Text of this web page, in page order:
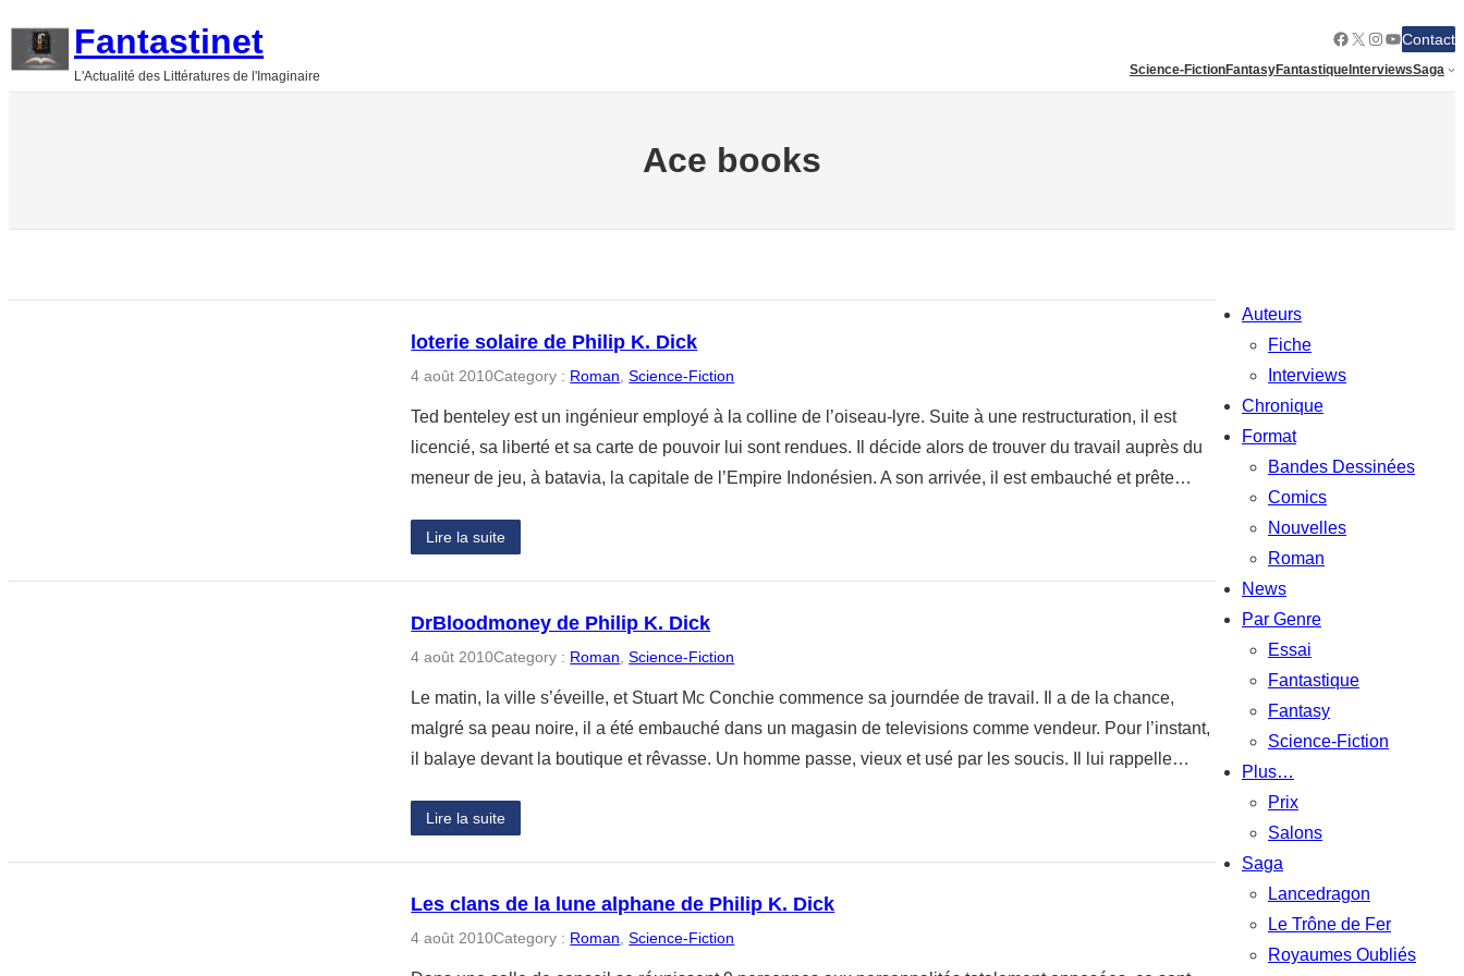
Fantastinet
L'Actualité des Littératures de l'Imaginaire
Facebook
X Instagram
YouTube
Contact
Science-FictionFantasyFantastiqueInterviewsSaga
Ace books
loterie solaire de Philip K. Dick
4 août 2010Category : Roman , Science-Fiction
Ted benteley est un ingénieur employé à la colline de l’oiseau-lyre. Suite à une restructuration, il est
licencié, sa liberté et sa carte de pouvoir lui sont rendues. Il décide alors de trouver du travail auprès du
meneur de jeu, à batavia, la capitale de l’Empire Indonésien. A son arrivée, il est embauché et prête…
Lire la suite
DrBloodmoney de Philip K. Dick
4 août 2010Category : Roman , Science-Fiction
Le matin, la ville s’éveille, et Stuart Mc Conchie commence sa journdée de travail. Il a de la chance,
malgré sa peau noire, il a été embauché dans un magasin de televisions comme vendeur. Pour l’instant,
il balaye devant la boutique et rêvasse. Un homme passe, vieux et usé par les soucis. Il lui rappelle…
Lire la suite
Les clans de la lune alphane de Philip K. Dick
4 août 2010Category : Roman, Science-Fiction
Auteurs
Fiche
Interviews
Chronique
Format
Bandes Dessinées
Comics
Nouvelles
Roman
News
Par Genre
Essai
Fantastique
Fantasy
Science-Fiction
Plus…
Prix
Salons
Saga
Lancedragon
Le Trône de Fer
Royaumes Oubliés